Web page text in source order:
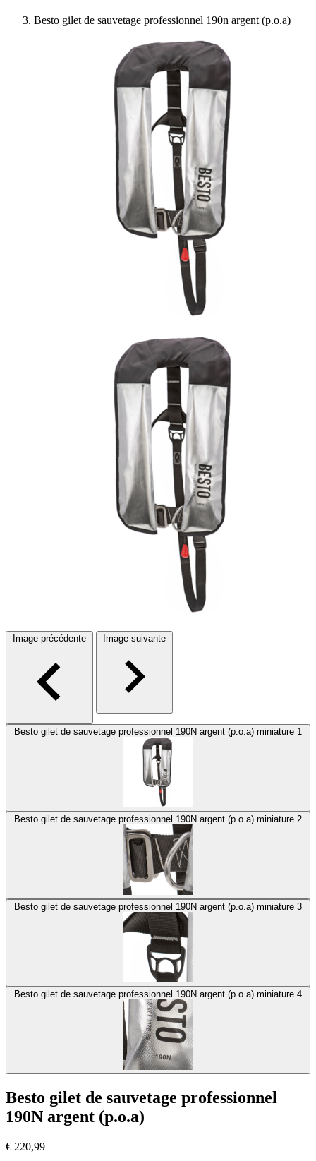
Besto gilet de sauvetage professionnel 190n argent (p.o.a)
Image précédente Image suivante
Besto gilet de sauvetage professionnel 190N argent (p.o.a) miniature 1
Besto gilet de sauvetage professionnel 190N argent (p.o.a) miniature 2
Besto gilet de sauvetage professionnel 190N argent (p.o.a) miniature 3
Besto gilet de sauvetage professionnel 190N argent (p.o.a) miniature 4
Besto gilet de sauvetage professionnel
190N argent (p.o.a)
€ 220,99